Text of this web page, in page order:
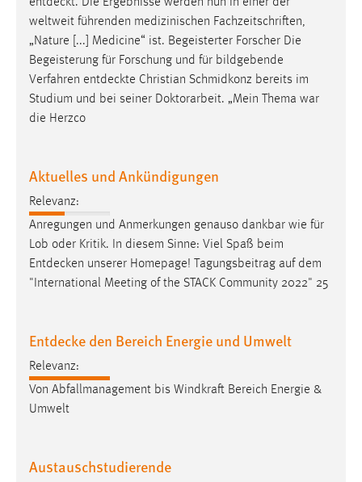
weltweit führenden medizinischen Fachzeitschriften,
„Nature [...] Medicine“ ist. Begeisterter Forscher Die
Begeisterung für Forschung und für bildgebende
Verfahren entdeckte Christian Schmidkonz bereits im
Studium und bei seiner Doktorarbeit. „Mein Thema war
die Herzco
Aktuelles und Ankündigungen
Relevanz:
Anregungen und Anmerkungen genauso dankbar wie für
Lob oder Kritik. In diesem Sinne: Viel Spaß beim
Entdecken unserer Homepage! Tagungsbeitrag auf dem
"International Meeting of the STACK Community 2022" 25
Entdecke den Bereich Energie und Umwelt
Relevanz:
Von Abfallmanagement bis Windkraft Bereich Energie &
Umwelt
Austauschstudierende
Login
Name:
fe_user, be_user, be_lastLoginProvider
Zweck:
Dieser Cookie ist notwendig um sich an der Website
24 Stunden
STATISTIK
Statistik Cookies erfassen Informationen anonym.
Diese Informationen helfen uns zu verstehen, wie
Matomo
Name:
_pk_ref, _pk_cvar, _pk_id, _pk_ses
Cookie Laufzeit: